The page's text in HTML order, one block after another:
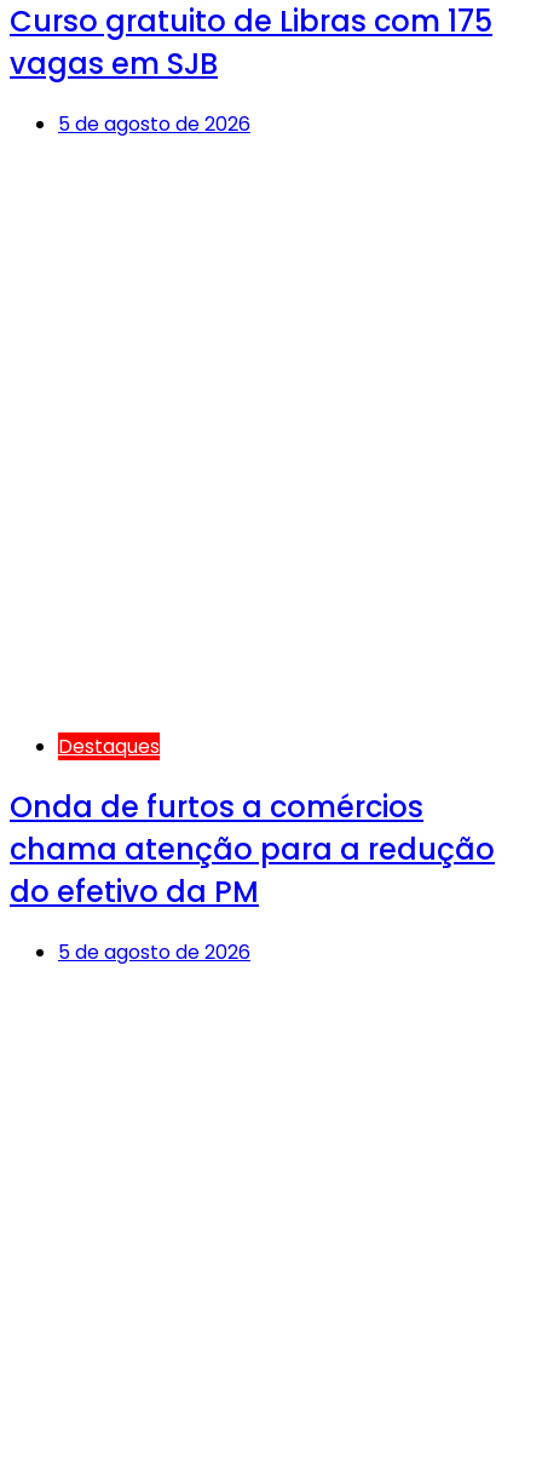
Curso gratuito de Libras com 175
vagas em SJB
5 de agosto de 2026
Destaques
Onda de furtos a comércios
chama atenção para a redução
do efetivo da PM
5 de agosto de 2026